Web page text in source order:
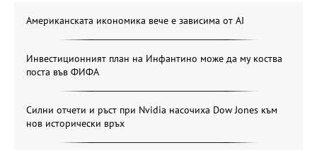
Американската икономика вече е зависима от АІ
Инвестиционният план на Инфантино може да му коства
поста във ФИФА
Силни отчети и ръст при Nvidia насочиха Dow Jones към
нов исторически връх